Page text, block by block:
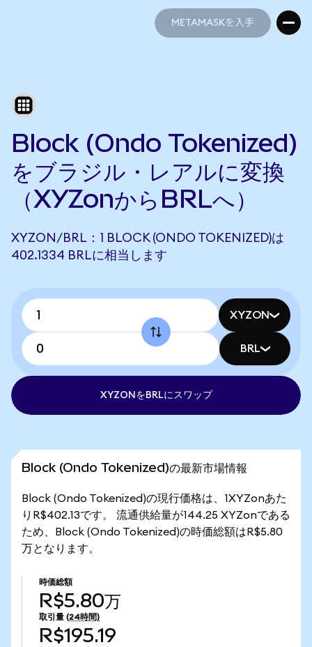
METAMASKを入手
Block (Ondo Tokenized)
をブラジル・レアルに変換
（XYZonからBRLへ）
XYZON/BRL：1 BLOCK (ONDO TOKENIZED)は
402.1334 BRLに相当します
XYZON
BRL
XYZONをBRLにスワップ
Block (Ondo Tokenized)の最新市場情報
Block (Ondo Tokenized)の現行価格は、1XYZonあた
りR$402.13です。 流通供給量が144.25 XYZonである
ため、Block (Ondo Tokenized)の時価総額はR$5.80
万となります。
時価総額
R$5.80万
取引量 (24時間)
R$195.19